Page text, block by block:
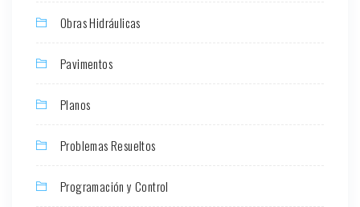
Obras Hidráulicas
Pavimentos
Planos
Problemas Resueltos
Programación y Control